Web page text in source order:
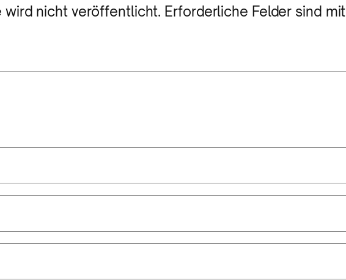
wird nicht veröffentlicht. Erforderliche Felder sind mit